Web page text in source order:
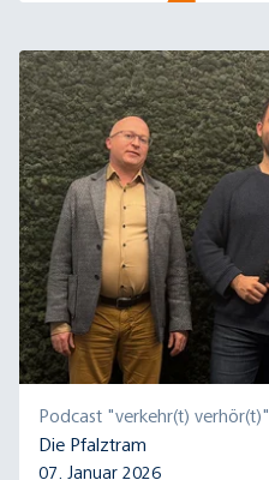
Podcast "verkehr(t) verhör(t)"
Die Pfalztram
07. Januar 2026